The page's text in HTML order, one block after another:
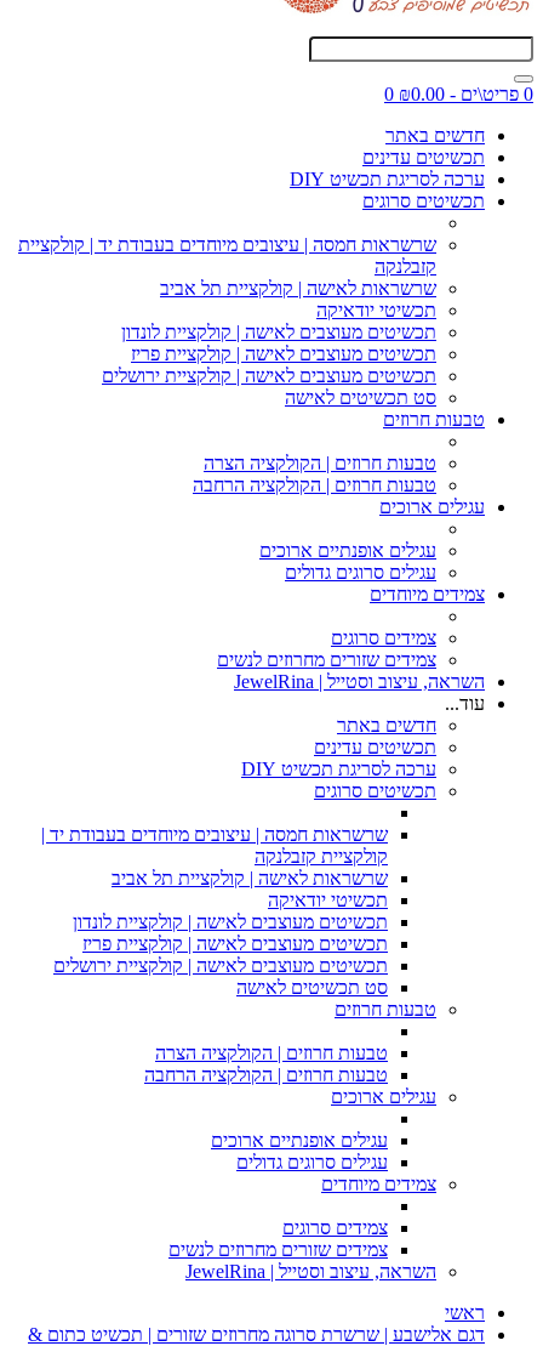
0 פריט\ים - ₪0.00
0
חדשים באתר
תכשיטים עדינים
ערכה לסריגת תכשיט DIY
תכשיטים סרוגים
שרשראות חמסה | עיצובים מיוחדים בעבודת יד | קולקציית
קזבלנקה
שרשראות לאישה | קולקציית תל אביב
תכשיטי יודאיקה
תכשיטים מעוצבים לאישה | קולקציית לונדון
תכשיטים מעוצבים לאישה | קולקציית פריז
תכשיטים מעוצבים לאישה | קולקציית ירושלים
סט תכשיטים לאישה
טבעות חרוזים
טבעות חרוזים | הקולקציה הצרה
טבעות חרוזים | הקולקציה הרחבה
עגילים ארוכים
עגילים אופנתיים ארוכים
עגילים סרוגים גדולים
צמידים מיוחדים
צמידים סרוגים
צמידים שזורים מחרוזים לנשים
השראה, עיצוב וסטייל | JewelRina
עוד...
חדשים באתר
תכשיטים עדינים
ערכה לסריגת תכשיט DIY
תכשיטים סרוגים
שרשראות חמסה | עיצובים מיוחדים בעבודת יד |
קולקציית קזבלנקה
שרשראות לאישה | קולקציית תל אביב
תכשיטי יודאיקה
תכשיטים מעוצבים לאישה | קולקציית לונדון
תכשיטים מעוצבים לאישה | קולקציית פריז
תכשיטים מעוצבים לאישה | קולקציית ירושלים
סט תכשיטים לאישה
טבעות חרוזים
טבעות חרוזים | הקולקציה הצרה
טבעות חרוזים | הקולקציה הרחבה
עגילים ארוכים
עגילים אופנתיים ארוכים
עגילים סרוגים גדולים
צמידים מיוחדים
צמידים סרוגים
צמידים שזורים מחרוזים לנשים
השראה, עיצוב וסטייל | JewelRina
ראשי
דגם אלישבע | שרשרת סרוגה מחרוזים שזורים | תכשיט כתום &